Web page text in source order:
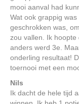
mooi aanval had
Wat ook grappig
geschrokken was,
zou vallen. Ik
anders werd 3e.
onderling resultaat!
toernooi met een
Nils
Ik dacht de hele tijd